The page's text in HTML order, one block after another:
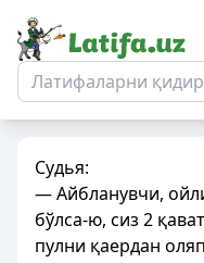
Судья:
— Айбланувчи,
бўлса-ю, сиз 2
пулни қаердан